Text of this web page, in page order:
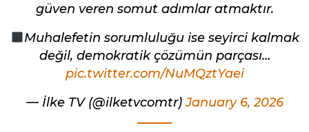
güven veren somut adımlar atmaktır.
Muhalefetin sorumluluğu ise seyirci kalmak
değil, demokratik çözümün parçası…
pic.twitter.com/NuMQztYaei
— İlke TV (@ilketvcomtr)January 6, 2026